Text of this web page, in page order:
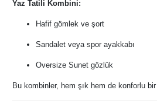
Yaz Tatili Kombini:
Hafif gömlek ve şort
Sandalet veya spor ayakkabı
Oversize Sunet gözlük
Bu kombinler, hem şık hem de konforlu